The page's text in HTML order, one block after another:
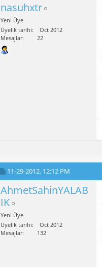
nasuhxtr
Yeni Üye
Üyelik tarihi
Oct 2012
Mesajlar
22
11-29-2012, 12:12 PM
AhmetSahinYALAB
IK
Yeni Üye
Üyelik tarihi
Oct 2012
Mesajlar
132